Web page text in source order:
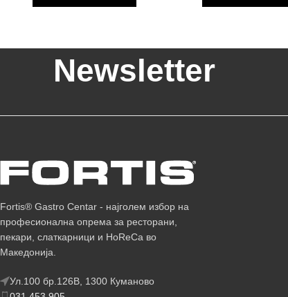
Newsletter
Fortis® Gastro Centar - најголем избор на
професионална опрема за ресторани,
пекари, слаткарници и HoReCa во
Македонија.
Ул.100 бр.126В, 1300 Куманово